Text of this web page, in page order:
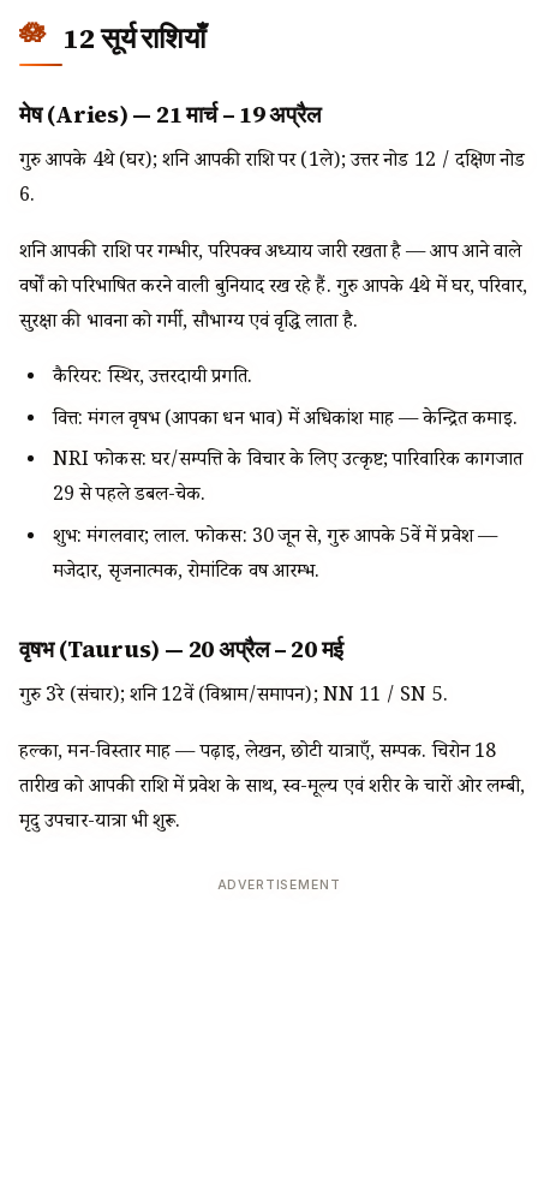
12 सूर्य राशियाँ
मेष (Aries) — 21 मार्च – 19 अप्रैल
गुरु आपके 4थे (घर); शनि आपकी राशि पर (1ले); उत्तर नोड 12 / दक्षिण नोड
6.
शनि आपकी राशि पर गम्भीर, परिपक्व अध्याय जारी रखता है — आप आने वाले
वर्षों को परिभाषित करने वाली बुनियाद रख रहे हैं. गुरु आपके 4थे में घर, परिवार,
सुरक्षा की भावना को गर्मी, सौभाग्य एवं वृद्धि लाता है.
कैरियर: स्थिर, उत्तरदायी प्रगति.
वित्त: मंगल वृषभ (आपका धन भाव) में अधिकांश माह — केन्द्रित कमाई.
NRI फोकस: घर/सम्पत्ति के विचार के लिए उत्कृष्ट; पारिवारिक कागजात
29 से पहले डबल-चेक.
शुभ: मंगलवार; लाल. फोकस: 30 जून से, गुरु आपके 5वें में प्रवेश —
मजेदार, सृजनात्मक, रोमांटिक वर्ष आरम्भ.
वृषभ (Taurus) — 20 अप्रैल – 20 मई
गुरु 3रे (संचार); शनि 12वें (विश्राम/समापन); NN 11 / SN 5.
हल्का, मन-विस्तार माह — पढ़ाई, लेखन, छोटी यात्राएँ, सम्पर्क. चिरोन 18
तारीख को आपकी राशि में प्रवेश के साथ, स्व-मूल्य एवं शरीर के चारों ओर लम्बी,
मृदु उपचार-यात्रा भी शुरू.
ADVERTISEMENT